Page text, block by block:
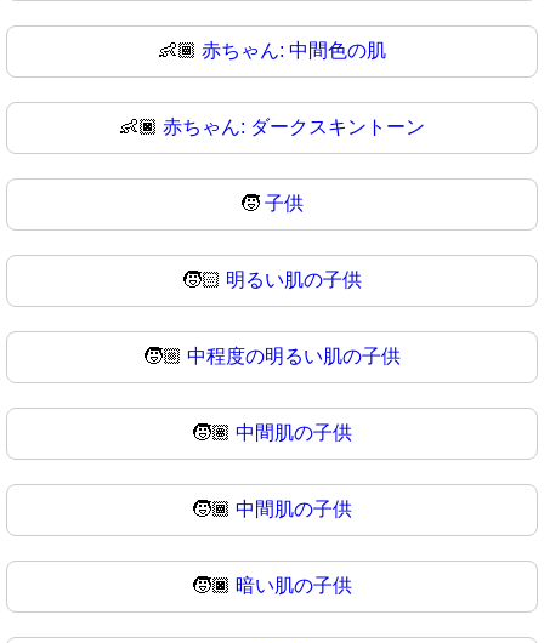
👶🏾 赤ちゃん: 中間色の肌
👶🏿 赤ちゃん: ダークスキントーン
🧒 子供
🧒🏻 明るい肌の子供
🧒🏼 中程度の明るい肌の子供
🧒🏽 中間肌の子供
🧒🏾 中間肌の子供
🧒🏿 暗い肌の子供